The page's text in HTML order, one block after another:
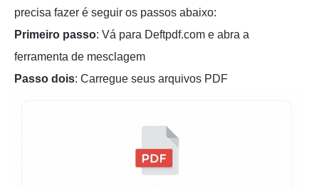
precisa fazer é seguir os passos abaixo:
Primeiro passo: Vá para Deftpdf.com e abra a
ferramenta de mesclagem
Passo dois: Carregue seus arquivos PDF